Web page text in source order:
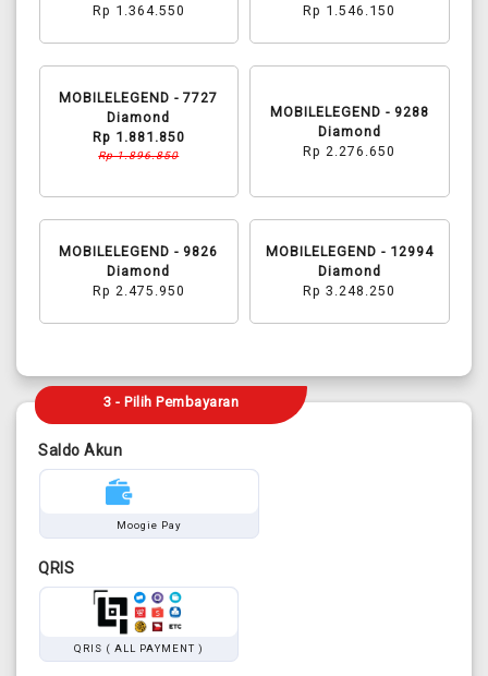
Rp 1.364.550
Rp 1.546.150
MOBILELEGEND - 7727
Diamond
Rp 1.881.850
Rp 1.896.850
MOBILELEGEND - 9288
Diamond
Rp 2.276.650
MOBILELEGEND - 9826
Diamond
Rp 2.475.950
MOBILELEGEND - 12994
Diamond
Rp 3.248.250
3 - Pilih Pembayaran
Saldo Akun
Moogie Pay
QRIS
QRIS ( ALL PAYMENT )